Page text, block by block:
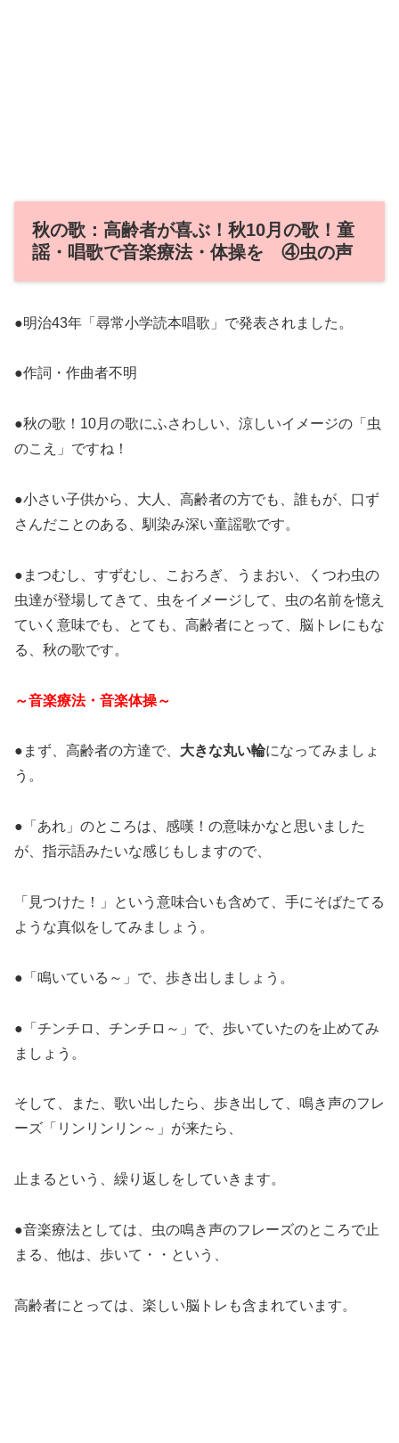
秋の歌：高齢者が喜ぶ！秋10月の歌！童
謡・唱歌で音楽療法・体操を ④虫の声
●明治43年「尋常小学読本唱歌」で発表されました。
●作詞・作曲者不明
●秋の歌！10月の歌にふさわしい、涼しいイメージの「虫
のこえ」ですね！
●小さい子供から、大人、高齢者の方でも、誰もが、口ず
さんだことのある、馴染み深い童謡歌です。
●まつむし、すずむし、こおろぎ、うまおい、くつわ虫の
虫達が登場してきて、虫をイメージして、虫の名前を憶え
ていく意味でも、とても、高齢者にとって、脳トレにもな
る、秋の歌です。
～音楽療法・音楽体操～
●まず、高齢者の方達で、 大きな丸い輪になってみましょ
う。
●「あれ」のところは、感嘆！の意味かなと思いました
が、指示語みたいな感じもしますので、
「見つけた！」という意味合いも含めて、手にそばたてる
ような真似をしてみましょう。
●「鳴いている～」で、歩き出しましょう。
●「チンチロ、チンチロ～」で、歩いていたのを止めてみ
ましょう。
そして、また、歌い出したら、歩き出して、鳴き声のフレ
ーズ「リンリンリン～」が来たら、
止まるという、繰り返しをしていきます。
●音楽療法としては、虫の鳴き声のフレーズのところで止
まる、他は、歩いて・・という、
高齢者にとっては、楽しい脳トレも含まれています。